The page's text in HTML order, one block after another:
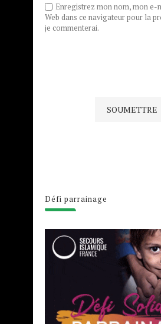
Enregistrez mon nom, mon e-
Web dans ce navigateur pour la
je commenterai.
Défi parrainage